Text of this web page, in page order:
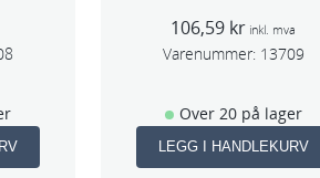
106,59 kr inkl. mva
Varenummer: 13709
Over 20 på lager
LEGG I HANDLEKURV